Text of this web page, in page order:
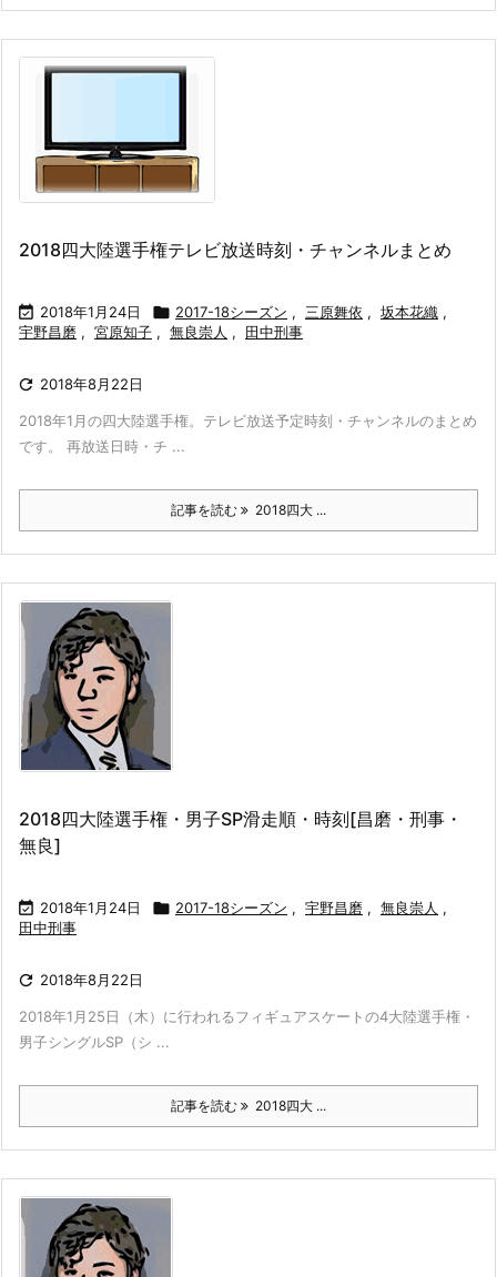
2018四大陸選手権テレビ放送時刻・チャンネルまとめ
 2018年1月24日  2017-18シーズン , 三原舞依 , 坂本花織 ,
宇野昌磨 , 宮原知子 , 無良崇人 , 田中刑事
 2018年8月22日
2018年1月の四大陸選手権。テレビ放送予定時刻・チャンネルのまとめ
です。 再放送日時・チ ...
記事を読む 2018四大 ...
2018四大陸選手権・男子SP滑走順・時刻[昌磨・刑事・
無良]
 2018年1月24日  2017-18シーズン , 宇野昌磨 , 無良崇人 ,
田中刑事
 2018年8月22日
2018年1月25日（木）に行われるフィギュアスケートの4大陸選手権・
男子シングルSP（シ ...
記事を読む 2018四大 ...